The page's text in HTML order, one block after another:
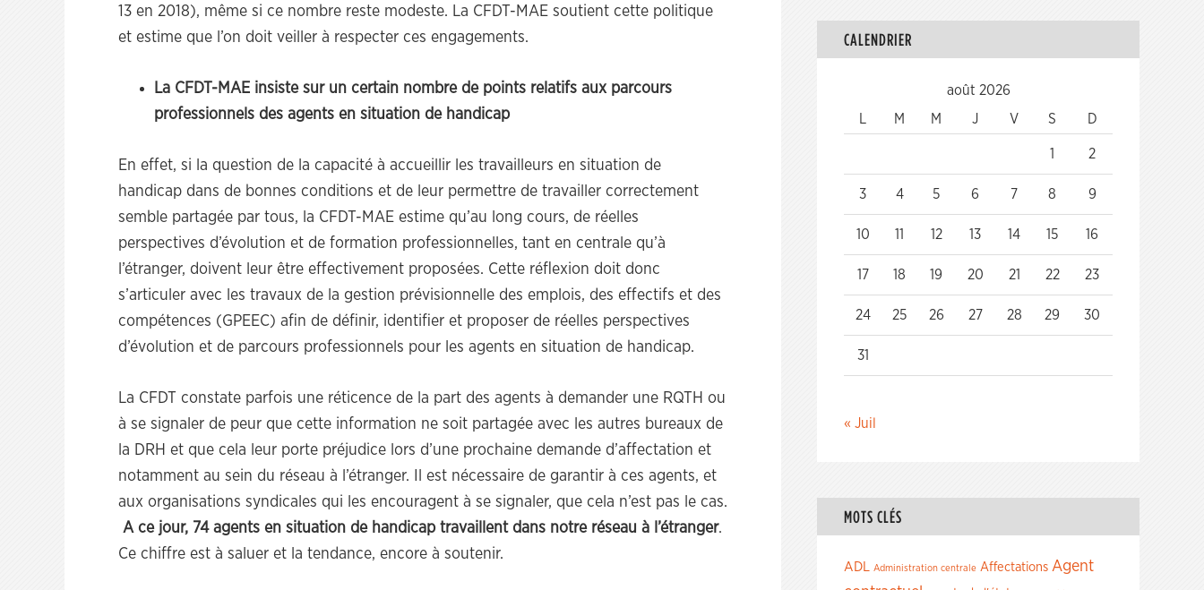
13 en 2018), même si ce nombre reste modeste. La CFDT-MAE soutient cette politique
et estime que l’on doit veiller à respecter ces engagements.
La CFDT-MAE insiste sur un certain nombre de points relatifs aux parcours
professionnels des agents en situation de handicap
En effet, si la question de la capacité à accueillir les travailleurs en situation de
handicap dans de bonnes conditions et de leur permettre de travailler correctement
semble partagée par tous, la CFDT-MAE estime qu’au long cours, de réelles
perspectives d’évolution et de formation professionnelles, tant en centrale qu’à
l’étranger, doivent leur être effectivement proposées. Cette réflexion doit donc
s’articuler avec les travaux de la gestion prévisionnelle des emplois, des effectifs et des
compétences (GPEEC) afin de définir, identifier et proposer de réelles perspectives
d’évolution et de parcours professionnels pour les agents en situation de handicap.
La CFDT constate parfois une réticence de la part des agents à demander une RQTH ou
à se signaler de peur que cette information ne soit partagée avec les autres bureaux de
la DRH et que cela leur porte préjudice lors d’une prochaine demande d’affectation et
notamment au sein du réseau à l’étranger. Il est nécessaire de garantir à ces agents, et
aux organisations syndicales qui les encouragent à se signaler, que cela n’est pas le cas.
A ce jour, 74 agents en situation de handicap travaillent dans notre réseau à l’étranger.
Ce chiffre est à saluer et la tendance, encore à soutenir.
CALENDRIER
août 2026
M M J V S D
1 2
3 4 5 6 7 8 9
10 11 12 13 14 15 16
17 18 19 20 21 22 23
24 25 26 27 28 29 30
31
« Juil
MOTS CLÉS
ADL Administration centrale Affectations Agent